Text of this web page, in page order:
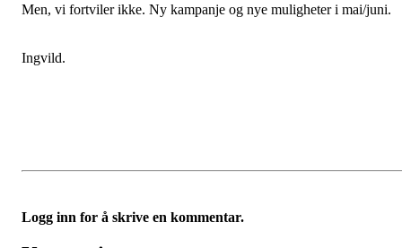
Men, vi fortviler ikke. Ny kampanje og nye muligheter i mai/juni.
Ingvild.
Logg inn for å skrive en kommentar.